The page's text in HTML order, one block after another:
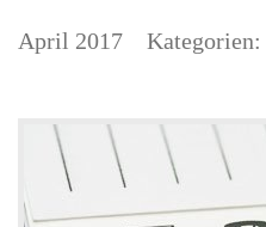
April 2017 Kategorien: